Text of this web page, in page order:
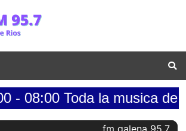
la musica de los